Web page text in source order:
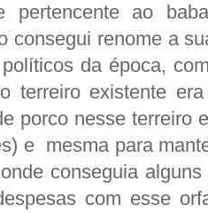
pertencente ao
consegui renome a
da época,
terreiro existente
porco nesse terreiro
e mesma para
conseguia
com esse